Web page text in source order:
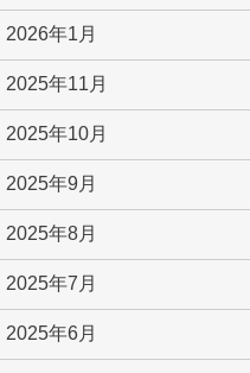
2026年1月
2025年11月
2025年10月
2025年9月
2025年8月
2025年7月
2025年6月